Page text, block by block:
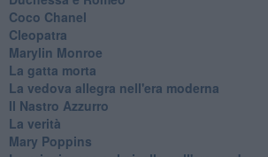
Coco Chanel
Cleopatra
Marylin Monroe
La gatta morta
La vedova allegra nell'era moderna
​Il Nastro Azzurro
La verità
Mary Poppins